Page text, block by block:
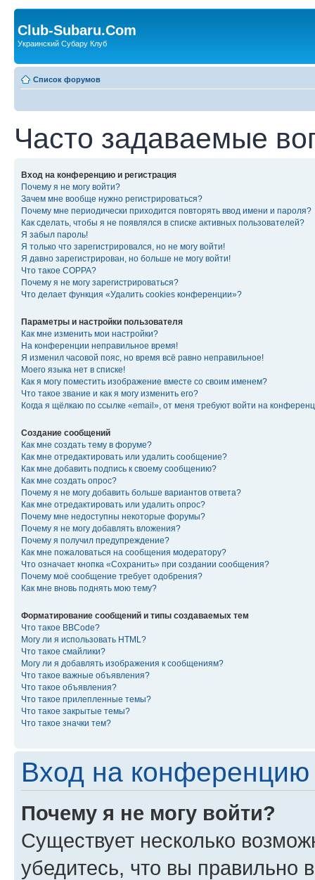
Club-Subaru.Com
Украинский Субару Клуб
Список форумов
Часто задаваемые
Вход на конференцию и регистрация
Почему я не могу войти?
Зачем мне вообще нужно регистрироваться?
Почему мне периодически приходится повторять ввод имени и пароля?
Как сделать, чтобы я не появлялся в списке активных пользователей?
Я забыл пароль!
Я только что зарегистрировался, но не могу войти!
Я давно зарегистрирован, но больше не могу войти!
Что такое COPPA?
Почему я не могу зарегистрироваться?
Что делает функция «Удалить cookies конференции»?
Параметры и настройки пользователя
Как мне изменить мои настройки?
На конференции неправильное время!
Я изменил часовой пояс, но время всё равно неправильное!
Моего языка нет в списке!
Как я могу поместить изображение вместе со своим именем?
Что такое звание и как я могу изменить его?
Когда я щёлкаю по ссылке «email», от меня требуют войти на
Создание сообщений
Как мне создать тему в форуме?
Как мне отредактировать или удалить сообщение?
Как мне добавить подпись к своему сообщению?
Как мне создать опрос?
Почему я не могу добавить больше вариантов ответа?
Как мне отредактировать или удалить опрос?
Почему мне недоступны некоторые форумы?
Почему я не могу добавлять вложения?
Почему я получил предупреждение?
Как мне пожаловаться на сообщения модератору?
Что означает кнопка «Сохранить» при создании сообщения?
Почему моё сообщение требует одобрения?
Как мне вновь поднять мою тему?
Форматирование сообщений и типы создаваемых тем
Что такое BBCode?
Могу ли я использовать HTML?
Что такое смайлики?
Могу ли я добавлять изображения к сообщениям?
Что такое важные объявления?
Что такое объявления?
Что такое прилепленные темы?
Что такое закрытые темы?
Что такое значки тем?
Вход на конференцию
Почему я не могу войти?
Существует несколько
убедитесь, что вы правильно